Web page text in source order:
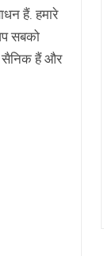
हैं. हमारे
सबको
सैनिक हैं और